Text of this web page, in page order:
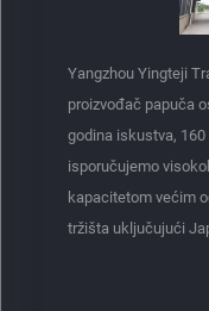
Yangzhou Yingteji
proizvođač papuča
godina iskustva,
isporučujemo
kapacitetom većim
tržišta uključujući